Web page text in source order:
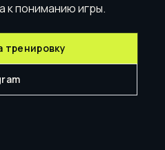
к пониманию игры.
тренировку